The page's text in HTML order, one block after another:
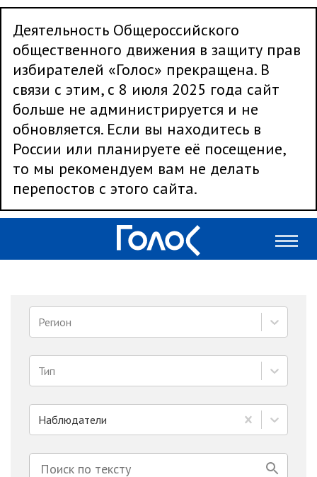
Деятельность Общероссийского
общественного движения в защиту прав
избирателей «Голос» прекращена. В
связи с этим, с 8 июля 2025 года сайт
больше не администрируется и не
обновляется. Если вы находитесь в
России или планируете её посещение,
то мы рекомендуем вам не делать
перепостов с этого сайта.
Регион
Тип
Наблюдатели